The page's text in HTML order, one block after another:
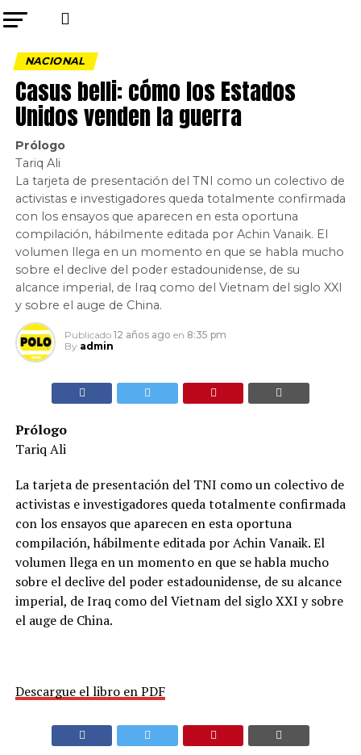
NACIONAL
Casus belli: cómo los Estados
Unidos venden la guerra
Prólogo
Tariq Ali
La tarjeta de presentación del TNI como un colectivo de
activistas e investigadores queda totalmente confirmada
con los ensayos que aparecen en esta oportuna
compilación, hábilmente editada por Achin Vanaik. El
volumen llega en un momento en que se habla mucho
sobre el declive del poder estadounidense, de su
alcance imperial, de Iraq como del Vietnam del siglo XXI
y sobre el auge de China.
Publicado 12 años ago en 8:35 pm
By admin
Prólogo
Tariq Ali
La tarjeta de presentación del TNI como un colectivo de
activistas e investigadores queda totalmente confirmada
con los ensayos que aparecen en esta oportuna
compilación, hábilmente editada por Achin Vanaik. El
volumen llega en un momento en que se habla mucho
sobre el declive del poder estadounidense, de su alcance
imperial, de Iraq como del Vietnam del siglo XXI y sobre
el auge de China.
Descargue el libro en PDF